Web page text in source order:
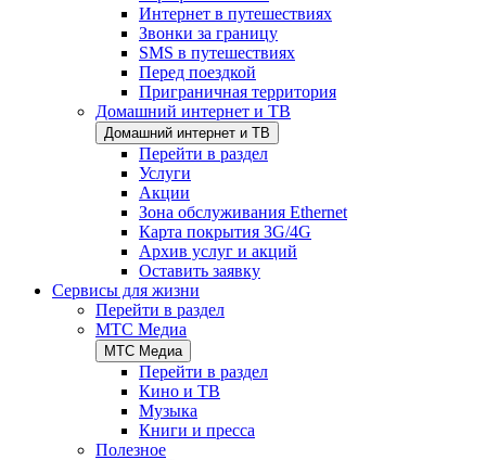
Интернет в путешествиях
Звонки за границу
SMS в путешествиях
Перед поездкой
Приграничная территория
Домашний интернет и ТВ
Домашний интернет и ТВ
Перейти в раздел
Услуги
Акции
Зона обслуживания Ethernet
Карта покрытия 3G/4G
Архив услуг и акций
Оставить заявку
Сервисы для жизни
Перейти в раздел
МТС Медиа
МТС Медиа
Перейти в раздел
Кино и ТВ
Музыка
Книги и пресса
Полезное